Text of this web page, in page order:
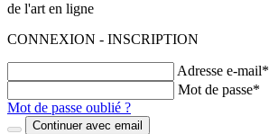
de l'art en ligne
CONNEXION - INSCRIPTION
Adresse e-mail*
Mot de passe*
Mot de passe oublié ?
Continuer avec email